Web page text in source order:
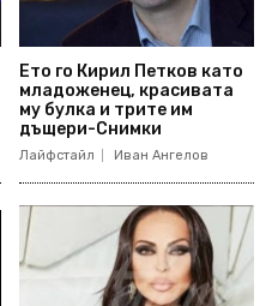
Ето го Кирил Петков като
младоженец, красивата
му булка и трите им
дъщери-Снимки
Лайфстайл Иван Ангелов